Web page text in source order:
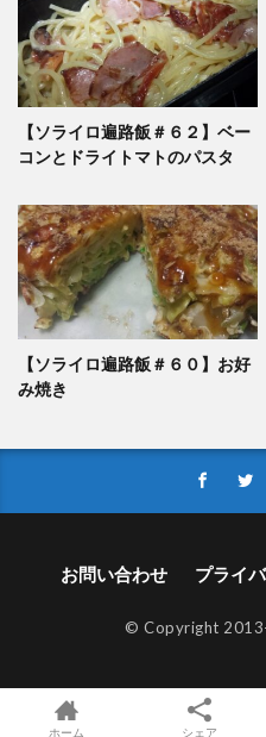
【ソライロ遍路飯＃６２】ベー
コンとドライトマトのパスタ
【ソライロ遍路飯＃６０】お好
み焼き
お問い合わせ プライ
© Copyright
ホーム シェア